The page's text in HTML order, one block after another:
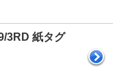
3RD 紙タグ